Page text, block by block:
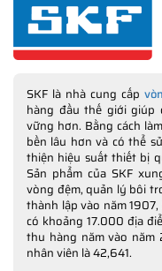
SKF là nhà cung cấp
hàng đầu thế giới giúp
vững hơn. Bằng cách
bền lâu hơn và có thể
thiện hiệu suất thiết bị
Sản phẩm của SKF
vòng đệm, quản lý bôi
thành lập vào năm
có khoảng 17.000 địa
thu hàng năm vào
nhân viên là 42,641.